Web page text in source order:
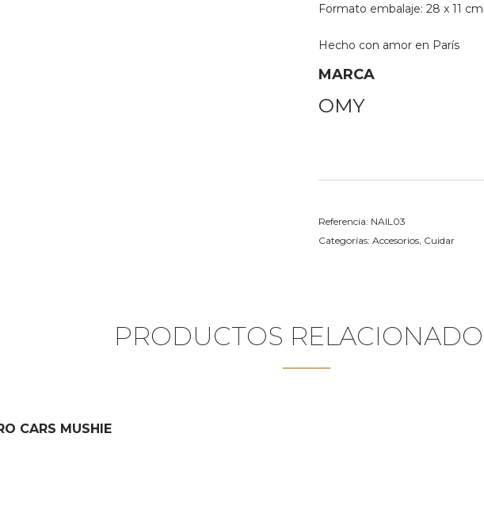
Formato embalaje: 28 x 11
Hecho con amor en París
MARCA
OMY
Referencia: NAIL03
Categorías: Accesorios Cuidar
PRODUCTOS
CARS MUSHIE